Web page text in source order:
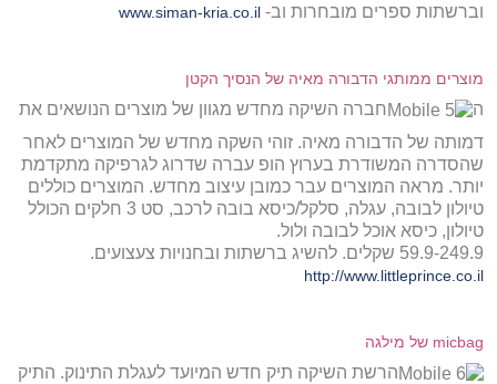
וברשתות ספרים מובחרות וב- www.siman-kria.co.il
מוצרים ממותגי הדבורה מאיה של הנסיך הקטן
ה
חברה השיקה מחדש מגוון של מוצרים הנושאים את
דמותה של הדבורה מאיה. זוהי השקה מחדש של המוצרים לאחר
שהסדרה המשודרת בערוץ הופ עברה שדרוג לגרפיקה מתקדמת
יותר. מראה המוצרים עבר כמובן עיצוב מחדש. המוצרים כוללים
טיולון לבובה, עגלה, סלקל/כיסא בובה לרכב, סט 3 חלקים הכולל
טיולון, כיסא אוכל לבובה ולול.
59.9-249.9 שקלים. להשיג ברשתות ובחנויות צעצועים.
http://www.littleprince.co.il
micbag של מילגה
הרשת השיקה תיק חדש המיועד לעגלת התינוק. התיק